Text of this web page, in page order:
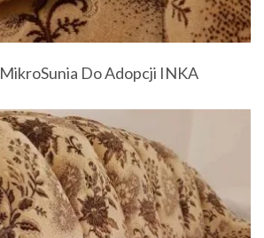
MikroSunia Do Adopcji INKA